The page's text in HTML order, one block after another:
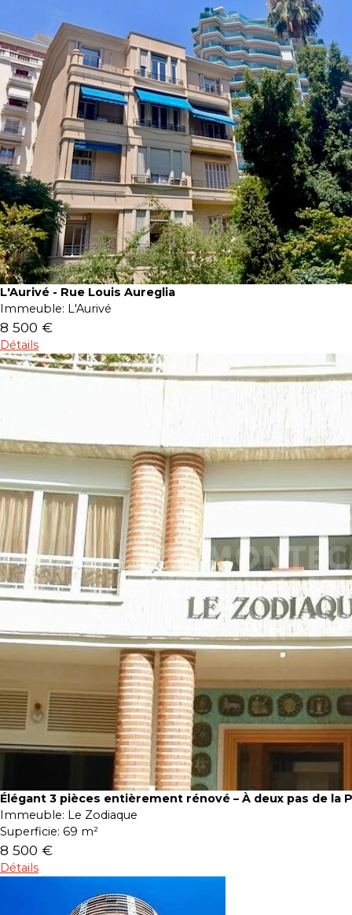
L'Aurivé - Rue Louis Aureglia
Immeuble: L'Aurivé
8 500 €
Détails
Élégant 3 pièces entièrement rénové – À deux pas de la
Immeuble: Le Zodiaque
Superficie: 69 m²
8 500 €
Détails